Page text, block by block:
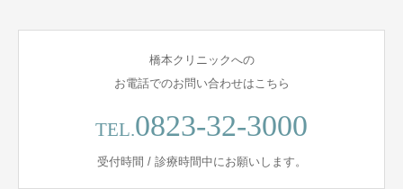
橋本クリニックへの
お電話でのお問い合わせはこちら
TEL.0823-32-3000
受付時間 / 診療時間中にお願いします。